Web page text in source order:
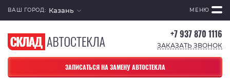
ВАШ ГОРОД: Казань МЕНЮ
+7 937 870 1116
ЗАКАЗАТЬ ЗВОНОК
ЗАПИСАТЬСЯ НА ЗАМЕНУ АВТОСТЕКЛА